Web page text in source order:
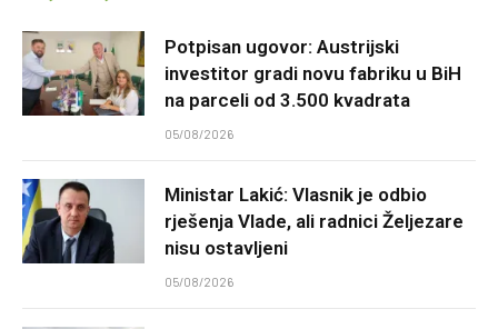
Potpisan ugovor: Austrijski
investitor gradi novu fabriku u BiH
na parceli od 3.500 kvadrata
05/08/2026
Ministar Lakić: Vlasnik je odbio
rješenja Vlade, ali radnici Željezare
nisu ostavljeni
05/08/2026